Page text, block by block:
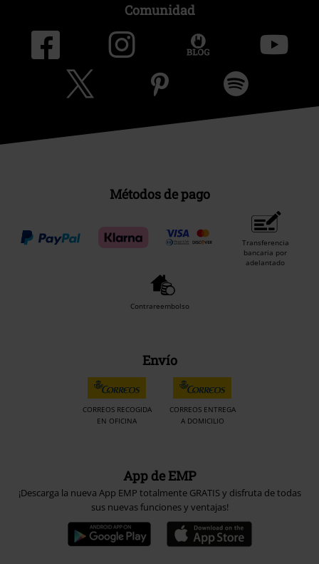
Comunidad
Métodos de pago
Transferencia
bancaria por
adelantado
Contrareembolso
Envío
CORREOS RECOGIDA
EN OFICINA
CORREOS ENTREGA
A DOMICILIO
App de EMP
¡Descarga la nueva App EMP totalmente GRATIS y disfruta de todas
sus nuevas funciones y ventajas!